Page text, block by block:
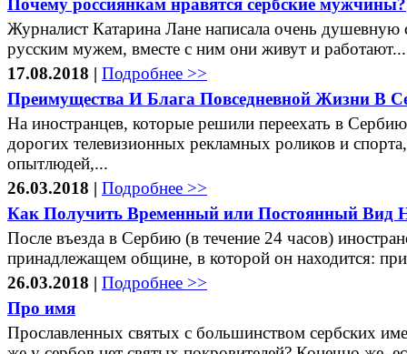
Почему россиянкам нравятся сербские мужчины?
Журналист Катарина Лане написала очень душевную
русским мужем, вместе с ним они живут и работают...
17.08.2018 | Подробнее >>
Преимущества И Блага Повседневной Жизни В
На иностранцев, которые решили переехать в
дорогих телевизионных рекламных роликов и
опытлюдей,...
26.03.2018 | Подробнее >>
Как Получить Временный или Постоянный Вид
После въезда в Сербию (в течение 24 часов)
принадлежащем общине, в которой он находится: при
26.03.2018 | Подробнее >>
Про имя
Прославленных святых с большинством сербских